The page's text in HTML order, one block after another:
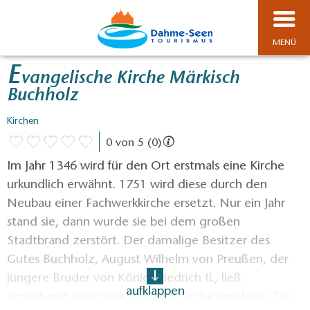
MENÜ
Evangelische Kirche Märkisch
Buchholz
Kirchen
0 von 5 (0)
Im Jahr 1346 wird für den Ort erstmals eine Kirche
urkundlich erwähnt. 1751 wird diese durch den
Neubau einer Fachwerkkirche ersetzt. Nur ein Jahr
stand sie, dann wurde sie bei dem großen
Stadtbrand zerstört. Der damalige Besitzer des
Gutes Buchholz, August Wilhelm von Preußen, der
jüngere Bruder von König Friedrich II., ließ
umgehend eine neue, massive Kirche errichten. Die
aufklappen